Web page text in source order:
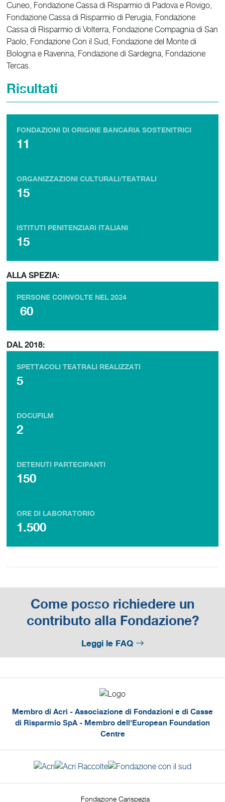
Cuneo, Fondazione Cassa di Risparmio di Padova e Rovigo,
Fondazione Cassa di Risparmio di Perugia, Fondazione
Cassa di Risparmio di Volterra, Fondazione Compagnia di San
Paolo, Fondazione Con il Sud, Fondazione del Monte di
Bologna e Ravenna, Fondazione di Sardegna, Fondazione
Tercas.
Risultati
FONDAZIONI DI ORIGINE BANCARIA SOSTENITRICI
11
ORGANIZZAZIONI CULTURALI/TEATRALI
15
ISTITUTI PENITENZIARI ITALIANI
15
ALLA SPEZIA:
PERSONE COINVOLTE NEL 2024
60
DAL 2018:
SPETTACOLI TEATRALI REALIZZATI
5
DOCUFILM
2
DETENUTI PARTECIPANTI
150
ORE DI LABORATORIO
1.500
Come posso richiedere un
contributo alla Fondazione?
Leggi le FAQ
Membro di Acri - Associazione di Fondazioni e di Casse
di Risparmio SpA - Membro dell'European Foundation
Centre
Fondazione Carispezia